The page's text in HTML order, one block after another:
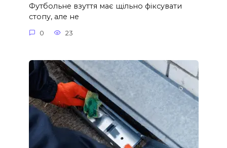
Футбольне взуття має щільно фіксувати
стопу, але не
0 23